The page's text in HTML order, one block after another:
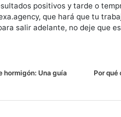
positivos y tarde o
que hará que tu
salir adelante, no deje que
hormigón: Una guía
Por qué